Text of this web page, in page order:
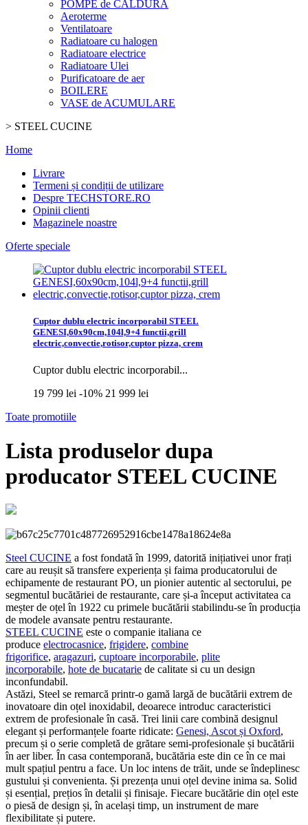
POMPE de CALDURA
Aeroterme
Ventilatoare
Radiatoare cu halogen
Radiatoare electrice
Radiatoare Ulei
Purificatoare de aer
BOILERE
VASE de ACUMULARE
> STEEL CUCINE
Home
Livrare
Termeni și condiții de utilizare
Despre TECHSTORE.RO
Opinii clienti
Magazinele noastre
Oferte speciale
Cuptor dublu electric incorporabil STEEL
GENESI,60x90cm,104l,9+4 functii,grill
electric,convectie,rotisor,cuptor pizza, crem
Cuptor dublu electric incorporabil...
19 799 lei -10% 21 999 lei
Toate promotiile
Lista produselor dupa
producator STEEL CUCINE
Steel CUCINE a fost fondată în 1999, datorită inițiativei unor frați
care au reușit să transfere experiența și faima producatorului de
echipamente de restaurant PO, un pionier autentic al sectorului, pe
segmentul bucătăriei de restaurante, care și-a început activitatea ca
meșter de oțel în 1922 cu primele bucătării stabilindu-se în producția
de modele avansate pentru restaurante.
STEEL CUCINE este o companie italiana ce
produce electrocasnice, frigidere, combine
frigorifice, aragazuri, cuptoare incorporabile, plite
incorporabile, hote de bucatarie de calitate si cu un design
inconfundabil.
Astăzi, Steel se remarcă printr-o gamă largă de bucătării extrem de
inovatoare din oțel inoxidabil, deoarece introduc caracteristici
extrem de profesionale în casă. Trei linii care combină designul
elegant și performanțele foarte ridicate: Genesi, Ascot și Oxford,
precum și o serie completă de grătare semi-profesionale și bucătării
în aer liber. În casa contemporană, bucătăria este din ce în ce mai
mult spațiul pentru a face. Un loc intens de trăit, unde se îndeplinesc
gustului și convenienta. Și prezența unui oțel devine inima sa. Solid
și esențial, prețios în detalii și finisaje. Fiecare bucătărie din oțel este
o piesă de design și, în același timp, un instrument de mare
flexibilitate și putere.